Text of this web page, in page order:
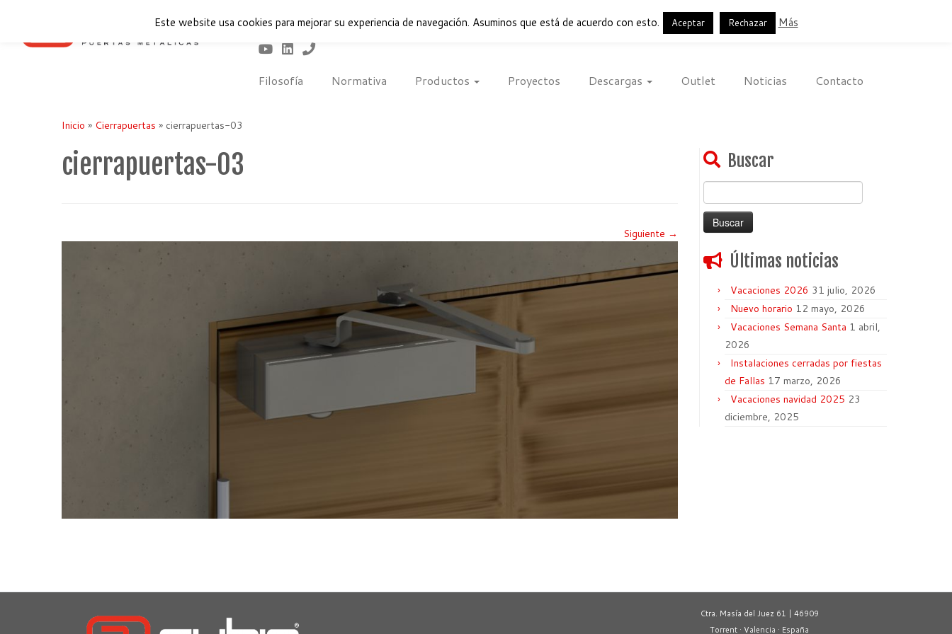
Filosofía Normativa Productos Proyectos Descargas Outlet Noticias Contacto
Inicio » Cierrapuertas » cierrapuertas-03
cierrapuertas-03
Siguiente →
Buscar
Últimas noticias
Vacaciones 2026 31 julio, 2026
Nuevo horario 12 mayo, 2026
Vacaciones Semana Santa 1 abril,
2026
Instalaciones cerradas por fiestas
de Fallas 17 marzo, 2026
Vacaciones navidad 2025 23
diciembre, 2025
Ctra. Masía del Juez 61 | 46909
Torrent · Valencia · España
Este website usa cookies para mejorar su experiencia de navegación. Asuminos que está de acuerdo con esto. Aceptar Rechazar Más